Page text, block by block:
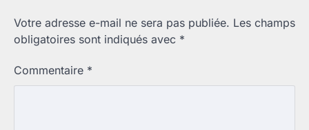
Votre adresse e-mail ne sera pas publiée. Les champs
obligatoires sont indiqués avec *
Commentaire *